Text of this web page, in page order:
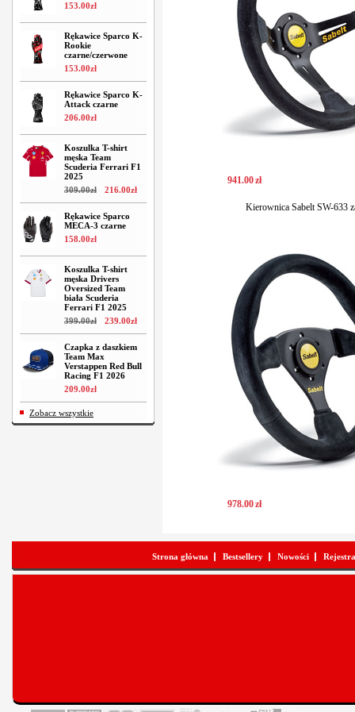
153.00zł
Rękawice Sparco K-
Rookie
czarne/czerwone
153.00zł
Rękawice Sparco K-
Attack czarne
206.00zł
Koszulka T-shirt
męska Team
Scuderia Ferrari F1
2025
309.00zł 216.00zł
Rękawice Sparco
MECA-3 czarne
158.00zł
Koszulka T-shirt
męska Drivers
Oversized Team
biała Scuderia
Ferrari F1 2025
399.00zł 239.00zł
Czapka z daszkiem
Team Max
Verstappen Red Bull
Racing F1 2026
209.00zł
Zobacz wszystkie
941.00zł
Kierownica Sabelt SW-633
978.00zł
Strona główna Bestsellery Nowości